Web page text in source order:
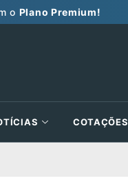
o Plano Premium!
COTAÇÕES